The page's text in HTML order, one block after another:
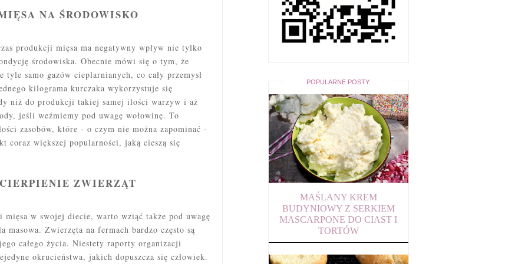
NA ŚRODOWISKO
produkcji mięsa ma negatywny wpływ nie tylko
środowiska. Obecnie mówi się o tym, że
samo gazów cieplarnianych, co cały przemysł
kilograma kurczaka wykorzystuje się
niż do produkcji takiej samej ilości warzyw i aż
jeśli weźmiemy pod uwagę wołowinę. To
zasobów, które - o czym nie można zapominać -
coraz większej popularności, jaką cieszą się
ZWIERZĄT
mięsa w swojej diecie, warto wziąć także pod uwagę
Zwierzęta na fermach bardzo często są
całego życia. Niestety raporty organizacji
okrucieństwa, jakich dopuszcza się człowiek.
POPULARNE POSTY:
MAŚLANY KREM
BUDYNIOWY Z SERKIEM
MASCARPONE DO CIAST I
TORTÓW